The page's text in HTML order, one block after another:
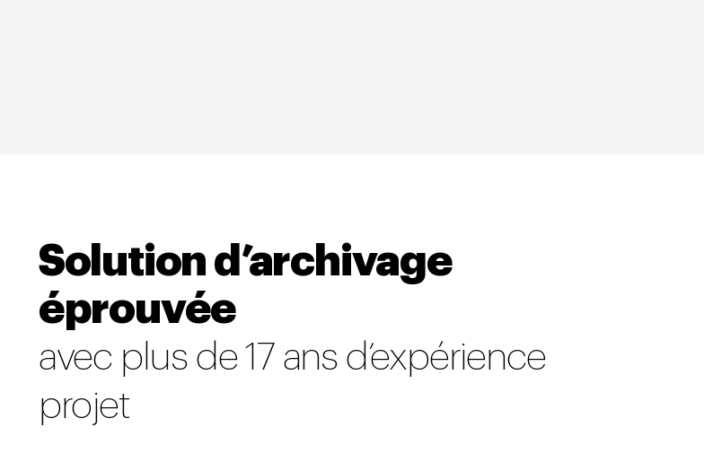
Solution d’archivage
éprouvée
avec plus de 17 ans d’expérience
projet